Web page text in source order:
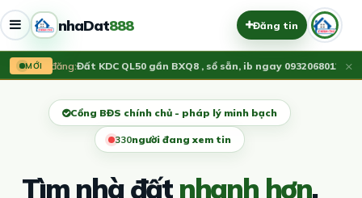
nhaDat888 Đăng tin
MỚI
Vừa đăng:Đất KDC QL50 gần BXQ8 , sổ sẵn, ib ngay 09320680121.55
×
Cổng BĐS chính chủ - pháp lý minh bạch
328người đang xem tin
Tìm nhà đấtnhanh hơn,